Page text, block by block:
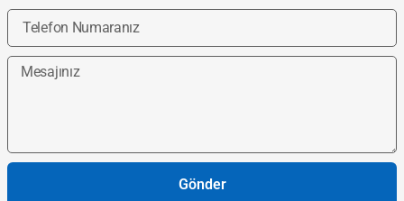
Gönder